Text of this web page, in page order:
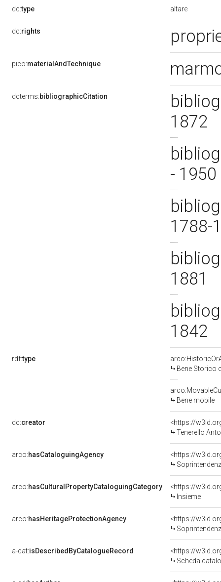
dc:type altare
dc:rights
pico:materialAndTechnique
dcterms:bibliographicCitation
1872
- 1950
1788-
1881
1842
rdf:type
Bene Storico
Bene mobile
dc:creator
<https://
Tenerello
arco:hasCataloguingAgency
<https://
arco:hasCulturalPropertyCataloguingCategory
<https://
Insieme
arco:hasHeritageProtectionAgency
<https://
a-cat:isDescribedByCatalogueRecord
<https://
Scheda